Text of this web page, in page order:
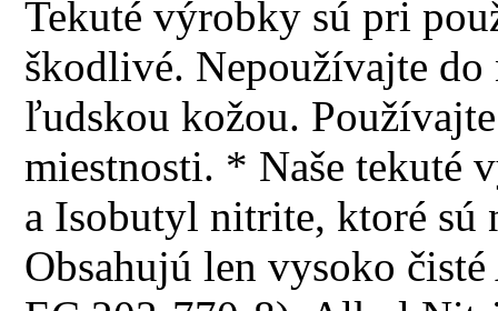
Tekuté výrobky sú pri
škodlivé. Nepoužívajte
ľudskou kožou.
miestnosti. * Naše tekuté
a Isobutyl nitrite, ktoré sú
Obsahujú len vysoko